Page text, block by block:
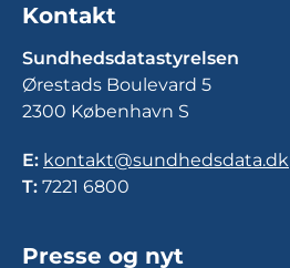
Kontakt
Sundhedsdatastyrelsen
Ørestads Boulevard 5
2300 København S
E: kontakt@sundhedsdata.dk
T: 7221 6800
Presse og nyt